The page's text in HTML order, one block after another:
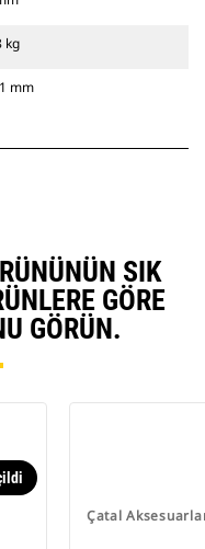
kg
mm
SIK
GÖRE
GÖRÜN.
Çatal